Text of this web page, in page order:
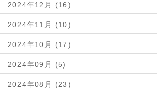
2024年12月 (16)
2024年11月 (10)
2024年10月 (17)
2024年09月 (5)
2024年08月 (23)